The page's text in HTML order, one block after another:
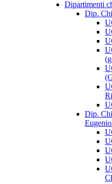
Dipartimenti
Dip.
Dip.